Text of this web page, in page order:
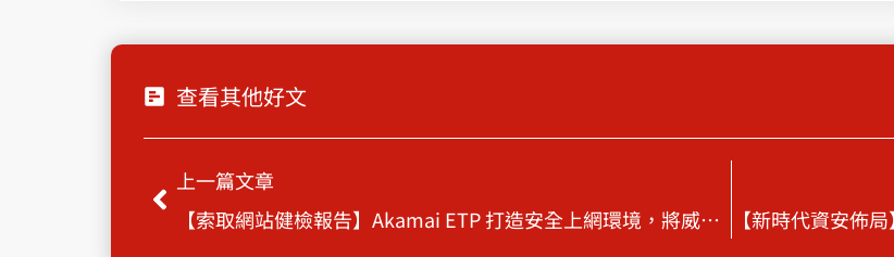
查看其他好文
Prev
上一篇文章
【索取網站健檢報告】Akamai ETP 打造安全上網環境，將威脅一網打盡